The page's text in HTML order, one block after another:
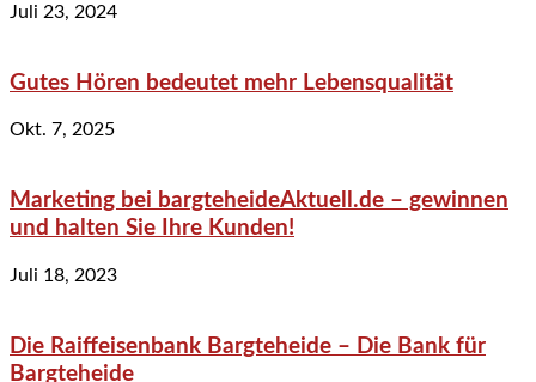
Juli 23, 2024
Gutes Hören bedeutet mehr Lebensqualität
Okt. 7, 2025
Marketing bei bargteheideAktuell.de – gewinnen
und halten Sie Ihre Kunden!
Juli 18, 2023
Die Raiffeisenbank Bargteheide – Die Bank für
Bargteheide